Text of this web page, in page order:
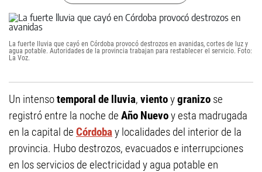
La fuerte lluvia que cayó en Córdoba provocó destrozos en avanidas, cortes de luz y
agua potable. Autoridades de la provincia trabajan para restablecer el servicio. Foto:
La Voz.
Un intensotemporal de lluvia, vientoygranizo se
registró entre la noche de Año Nuevoy esta madrugada
en la capital de Córdobay localidades del interior de la
provincia. Hubo destrozos, evacuados e interrupciones
en los servicios de electricidad y agua potable en